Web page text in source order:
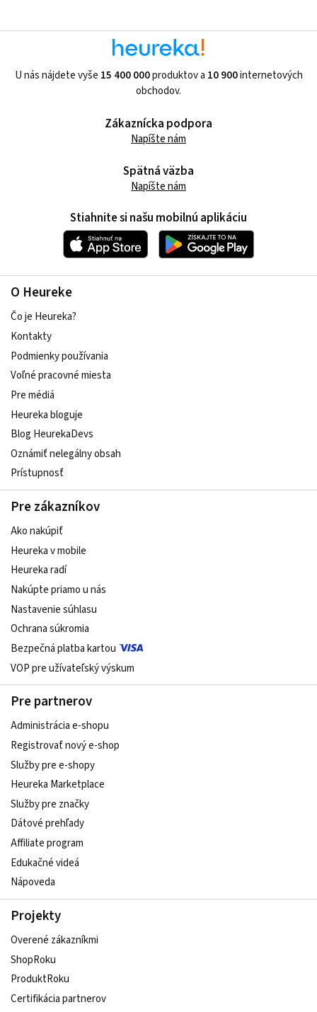
U nás nájdete vyše 15 400 000produktov a 10 900internetových
obchodov.
O Heureke
Čo je Heureka?
Kontakty
Podmienky používania
Voľné pracovné miesta
Pre médiá
Heureka bloguje
Blog HeurekaDevs
Oznámiť nelegálny obsah
Prístupnosť
Pre zákazníkov
Ako nakúpiť
Heureka v mobile
Heureka radí
Nakúpte priamo u nás
Nastavenie súhlasu
Ochrana súkromia
Bezpečná platba kartou
VOP pre užívateľský výskum
Pre partnerov
Administrácia e-shopu
Registrovať nový e-shop
Služby pre e‑shopy
Heureka Marketplace
Služby pre značky
Dátové prehľady
Affiliate program
Edukačné videá
Nápoveda
Projekty
Overené zákazníkmi
ShopRoku
ProduktRoku
Certifikácia partnerov
Zákaznícka podpora
Napíšte nám
Spätná väzba
Napíšte nám
Stiahnite si našu mobilnú aplikáciu